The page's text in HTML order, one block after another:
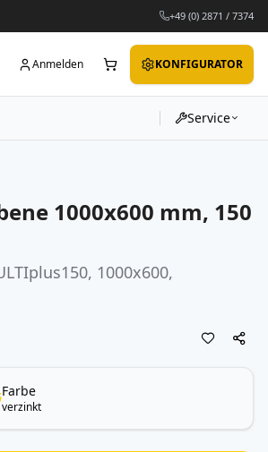
+49 (0) 2871 / 7374
Anmelden KONFIGURATOR
Service
1000x600 mm, 150
1000x600,
Farbe
verzinkt